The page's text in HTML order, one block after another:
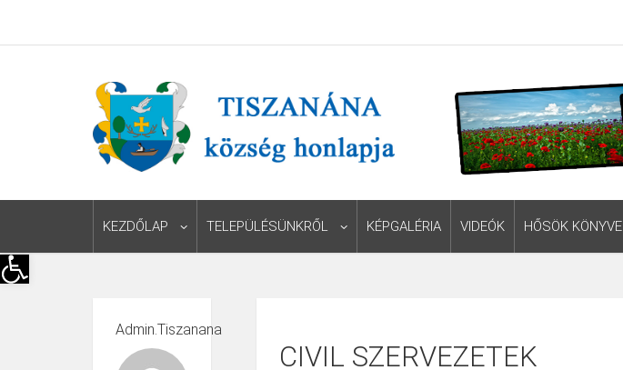
Eszköztár megnyitása
KEZDŐLAP TELEPÜLÉSÜNKRŐL KÉPGALÉRIA VIDEÓK HŐSÖK KÖNYVE
Admin.tiszanana
CIVIL SZERVEZETEK